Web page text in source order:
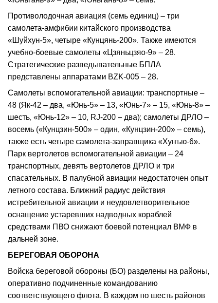
Противолодочная авиация (семь единиц) – три
самолета-амфибии китайского производства
«Шуйхун-5», четыре «Кунцянь-200». Также имеются
учебно-боевые самолеты «Цзяньцзяо-9» – 28.
Стратегические разведывательные БПЛА
представлены аппаратами BZK-005 – 28.
Самолеты вспомогательной авиации: транспортные –
48 (Як-42 – два, «Юнь-5» – 13, «Юнь-7» – 15, «Юнь-8» –
шесть, «Юнь-12» – 10, RJ-200 – два); самолеты ДРЛО –
восемь («Кунцзин-500» – один, «Кунцзин-200» – семь),
также есть четыре самолета-заправщика «Хунъю-6».
Парк вертолетов вспомогательной авиации – 24
транспортных, девять вертолетов ДРЛО и три
спасательных. В палубной авиации недостаточен опыт
летного состава. Ближний радиус действия
истребительной авиации и неудовлетворительное
оснащение устаревших надводных кораблей
средствами ПВО снижают боевой потенциал ВМФ в
дальней зоне.
БЕРЕГОВАЯ ОБОРОНА
Войска береговой обороны (БО) разделены на районы,
оперативно подчиненные командованию
соответствующего флота. В каждом по шесть районов